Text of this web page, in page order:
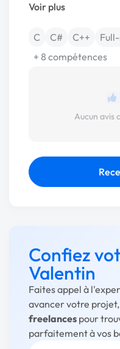
Voir plus
C C# C++
+ 8 compétences
Aucun avis
Confiez
Valentin
Faites appel à
avancer votre
freelances pour
parfaitement à vos